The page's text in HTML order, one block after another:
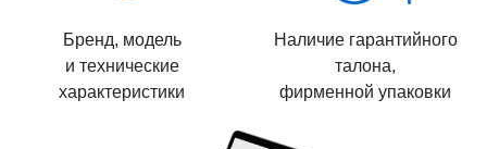
Бренд, модель
и технические
характеристики
Наличие гарантийного
талона,
фирменной упаковки